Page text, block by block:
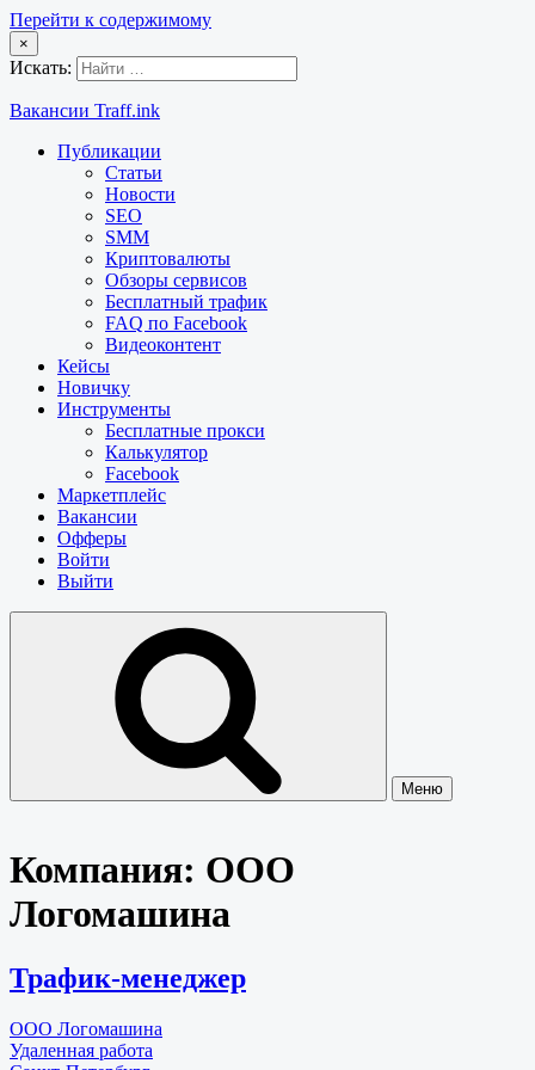
Перейти к содержимому
×
Искать:
Вакансии Traff.ink
Публикации
Статьи
Новости
SEO
SMM
Криптовалюты
Обзоры сервисов
Бесплатный трафик
FAQ по Facebook
Видеоконтент
Кейсы
Новичку
Инструменты
Бесплатные прокси
Калькулятор
Facebook
Маркетплейс
Вакансии
Офферы
Войти
Выйти
Меню
Компания: ООО
Логомашина
Трафик-менеджер
ООО Логомашина
Удаленная работа